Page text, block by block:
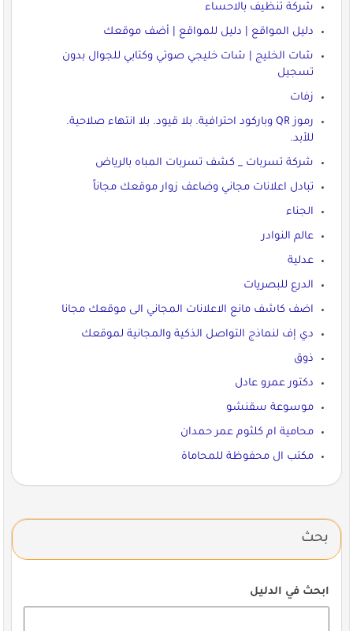
شركة تنظيف بالاحساء
دليل المواقع | دليل للمواقع | أضف موقعك
شات الخليج | شات خليجي صوتي وكتابي للجوال بدون
تسجيل
زفات
رموز QR وباركود احترافية. بلا قيود. بلا انتهاء صلاحية.
للأبد.
شركة تسربات _ كشف تسربات المباه بالرياض
تبادل اعلانات مجاني وضاعف زوار موقعك مجاناً
الجناء
عالم النوادر
عدلية
الدرع للبصريات
اضف كاشف مانع الاعلانات المجاني الى موقعك مجانا
دي إف لنماذج التواصل الذكية والمجانية لموقعك
ذوق
دكتور عمرو عادل
موسوعة سقنشو
محامية ام كلثوم عمر حمدان
مكتب ال محفوظة للمحاماة
بحث
ابحث في الدليل